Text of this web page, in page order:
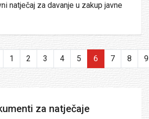
natječaj za davanje u zakup javne
1 2 3 4 5 6 7 8 9
za natječaje